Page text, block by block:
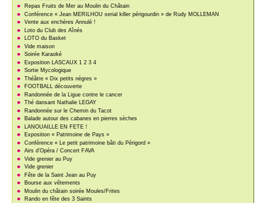
Repas Fruits de Mer au Moulin du Châtain
Conférence « Jean MERILHOU serial killer périgourdin » de Rudy MOLLEMAN
Vente aux enchères Annulé !
Loto du Club des Aînés
LOTO du Basket
Vide maison
Soirée Karaoké
Exposition LASCAUX 1 2 3 4
Sortie Mycologique
Théâtre « Dix petits nègres »
FOOTBALL découverte
Randonnée de la Ligue contre le cancer
Thé dansant Nathalie LEGAY
Randonnée sur le Chemin du Tacot
Balade autour des cabanes en pierres sèches
LANOUAILLE EN FETE !
Exposition « Patrimoine de Pays »
Conférence « Le petit patrimoine bâti du Périgord »
Airs d’Opéra / Concert FAVA
Vide grenier au Puy
Vide grenier
Fête de la Saint Jean au Puy
Bourse aux vêtements
Moulin du châtain soirée Moules/Frites
Rando en fête des 3 Saints